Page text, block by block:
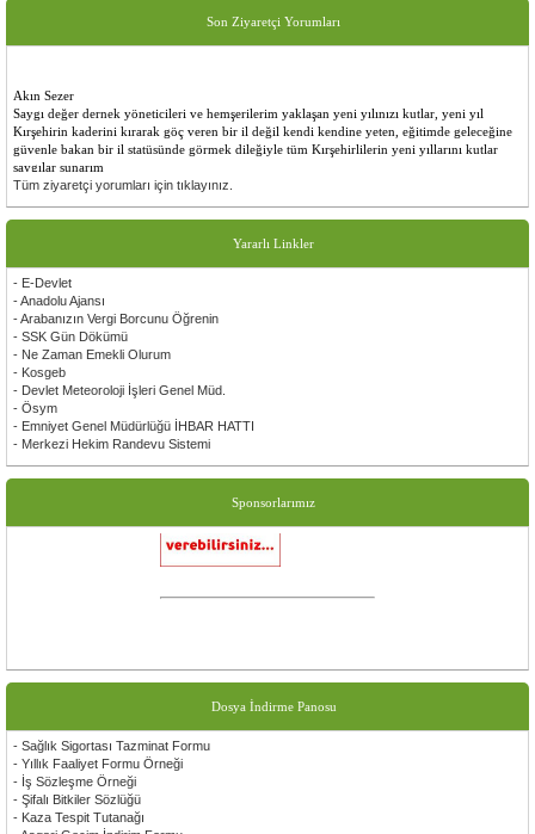
Son Ziyaretçi Yorumları
Akın Sezer
Saygı değer dernek yöneticileri ve hemşerilerim yaklaşan yeni yılınızı kutlar, yeni yıl
Kırşehirin kaderini kırarak göç veren bir il değil kendi kendine yeten, eğitimde geleceğine
güvenle bakan bir il statüsünde görmek dileğiyle tüm Kırşehirlilerin yeni yıllarını kutlar
saygılar sunarım
Ersoy Gezer
Gürsel Tek
Siteniz çok güzel olmuş emeği geçen herkese çok teşekkür ederim.
Tüm ziyaretçi yorumları için tıklayınız.
Yararlı Linkler
- E-Devlet
- Anadolu Ajansı
- Arabanızın Vergi Borcunu Öğrenin
- SSK Gün Dökümü
- Ne Zaman Emekli Olurum
- Kosgeb
- Devlet Meteoroloji İşleri Genel Müd.
- Ösym
- Emniyet Genel Müdürlüğü İHBAR HATTI
- Merkezi Hekim Randevu Sistemi
Sponsorlarımız
Dosya İndirme Panosu
- Sağlık Sigortası Tazminat Formu
- Yıllık Faaliyet Formu Örneği
- İş Sözleşme Örneği
- Şifalı Bitkiler Sözlüğü
- Kaza Tespit Tutanağı